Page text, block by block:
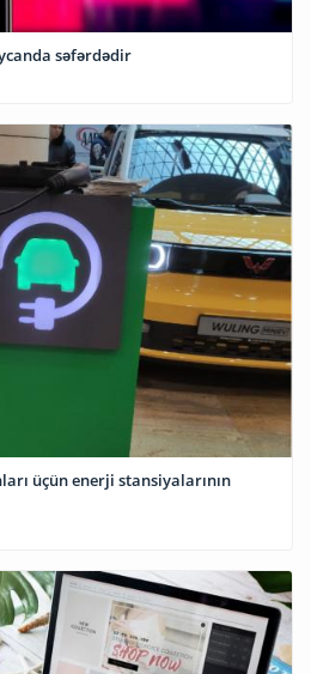
səfərdədir
üçün enerji stansiyalarının